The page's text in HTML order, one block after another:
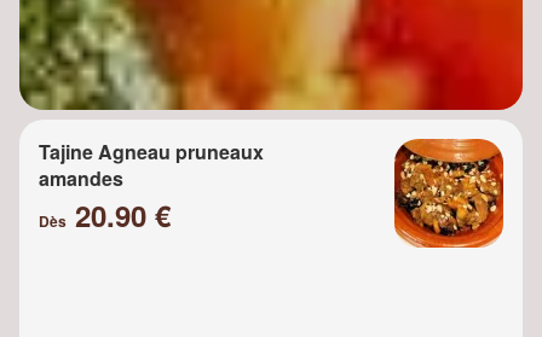
Tajine Agneau pruneaux
amandes
Dès 20.90 €